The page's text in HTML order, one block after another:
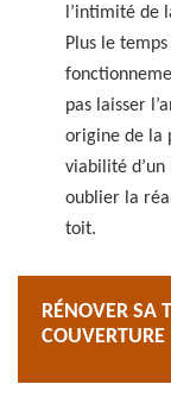
l’intimité de
Plus le
pas laisser
origine de la
viabilité
oublier la
toit.
RÉNOVER SA
COUVERTURE